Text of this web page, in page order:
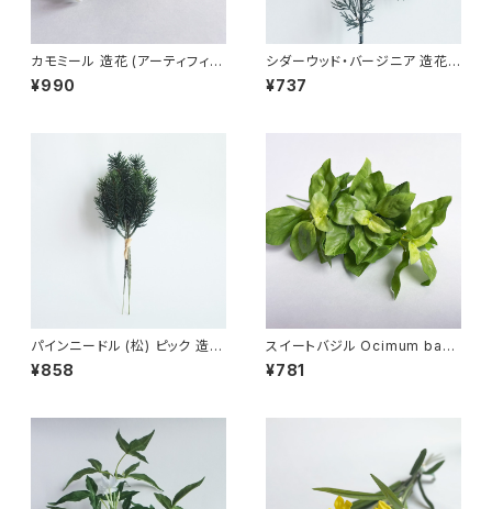
カモミール 造花 (アーティフィシ
ャルフラワー) Chamomile
¥990
シダーウッド・バージニア 造花 J
uniperus virginiana アーティ
フィシャルフラワー フェイクグリ
¥737
パインニードル (松) ピック 造花
Pinus spp. アーティフィシャル
フラワー フェイクグリーン １束
¥858
スイートバジル Ocimum basil
icum 造花 (アーティフィシャル
フラワー) フェイクグリーン
¥781